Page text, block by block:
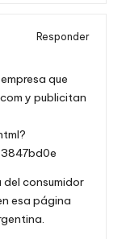
Responder
que
y publicitan
consumidor
esa página